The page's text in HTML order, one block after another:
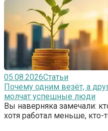
05.08.2026Статьи
Почему одним везёт, а
молчат успешные люди
Вы наверняка замечали:
хотя работал меньше, кто-